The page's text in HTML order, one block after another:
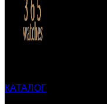
КАТАЛОГ